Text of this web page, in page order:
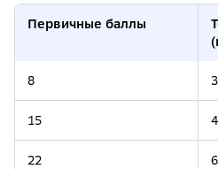
Первичные баллы
8
15
22